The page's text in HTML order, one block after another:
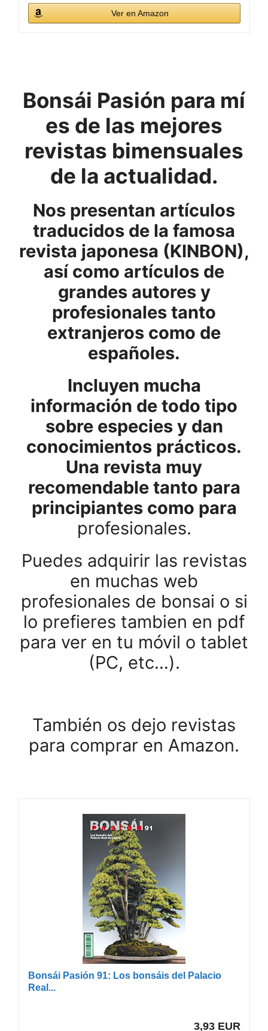
Ver en Amazon
Bonsái Pasión para mí
es de las mejores
revistas bimensuales
de la actualidad.
Nos presentan artículos
traducidos de la famosa
revista japonesa (KINBON),
así como artículos de
grandes autores y
profesionales tanto
extranjeros como de
españoles.
Incluyen mucha
información de todo tipo
sobre especies y dan
conocimientos prácticos.
Una revista muy
recomendable tanto para
principiantes como para
profesionales.
Puedes adquirir las revistas
en muchas web
profesionales de bonsai o si
lo prefieres tambien en pdf
para ver en tu móvil o tablet
(PC, etc…).
También os dejo revistas
para comprar en Amazon.
Bonsái Pasión 91: Los bonsáis del Palacio
Real...
3,93 EUR